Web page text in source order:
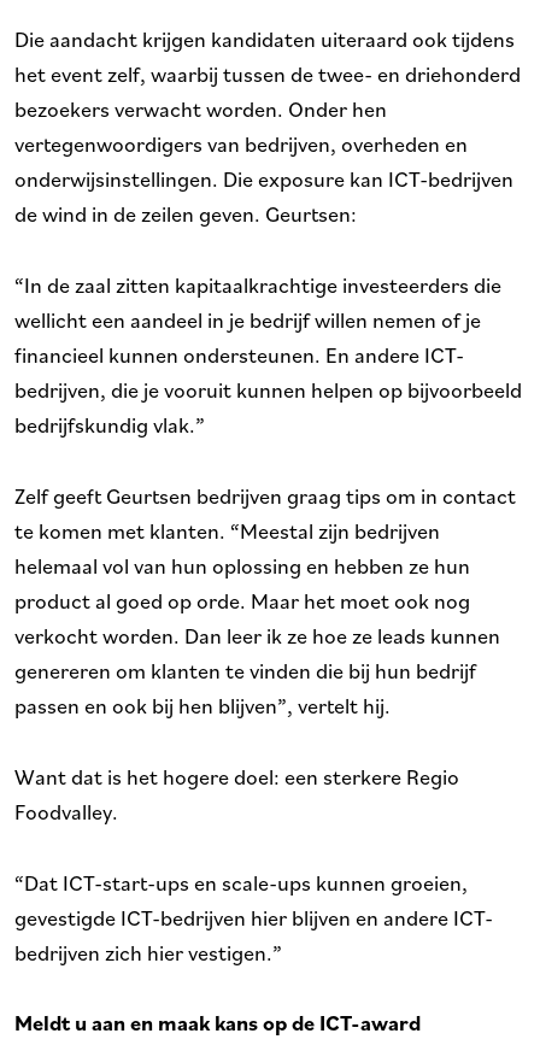
Die aandacht krijgen kandidaten uiteraard ook tijdens
het event zelf, waarbij tussen de twee- en driehonderd
bezoekers verwacht worden. Onder hen
vertegenwoordigers van bedrijven, overheden en
onderwijsinstellingen. Die exposure kan ICT-bedrijven
de wind in de zeilen geven. Geurtsen:
“In de zaal zitten kapitaalkrachtige investeerders die
wellicht een aandeel in je bedrijf willen nemen of je
financieel kunnen ondersteunen. En andere ICT-
bedrijven, die je vooruit kunnen helpen op bijvoorbeeld
bedrijfskundig vlak.”
Zelf geeft Geurtsen bedrijven graag tips om in contact
te komen met klanten. “Meestal zijn bedrijven
helemaal vol van hun oplossing en hebben ze hun
product al goed op orde. Maar het moet ook nog
verkocht worden. Dan leer ik ze hoe ze leads kunnen
genereren om klanten te vinden die bij hun bedrijf
passen en ook bij hen blijven”, vertelt hij.
Want dat is het hogere doel: een sterkere Regio
Foodvalley.
“Dat ICT-start-ups en scale-ups kunnen groeien,
gevestigde ICT-bedrijven hier blijven en andere ICT-
bedrijven zich hier vestigen.”
Meldt u aan en maak kans op de ICT-award